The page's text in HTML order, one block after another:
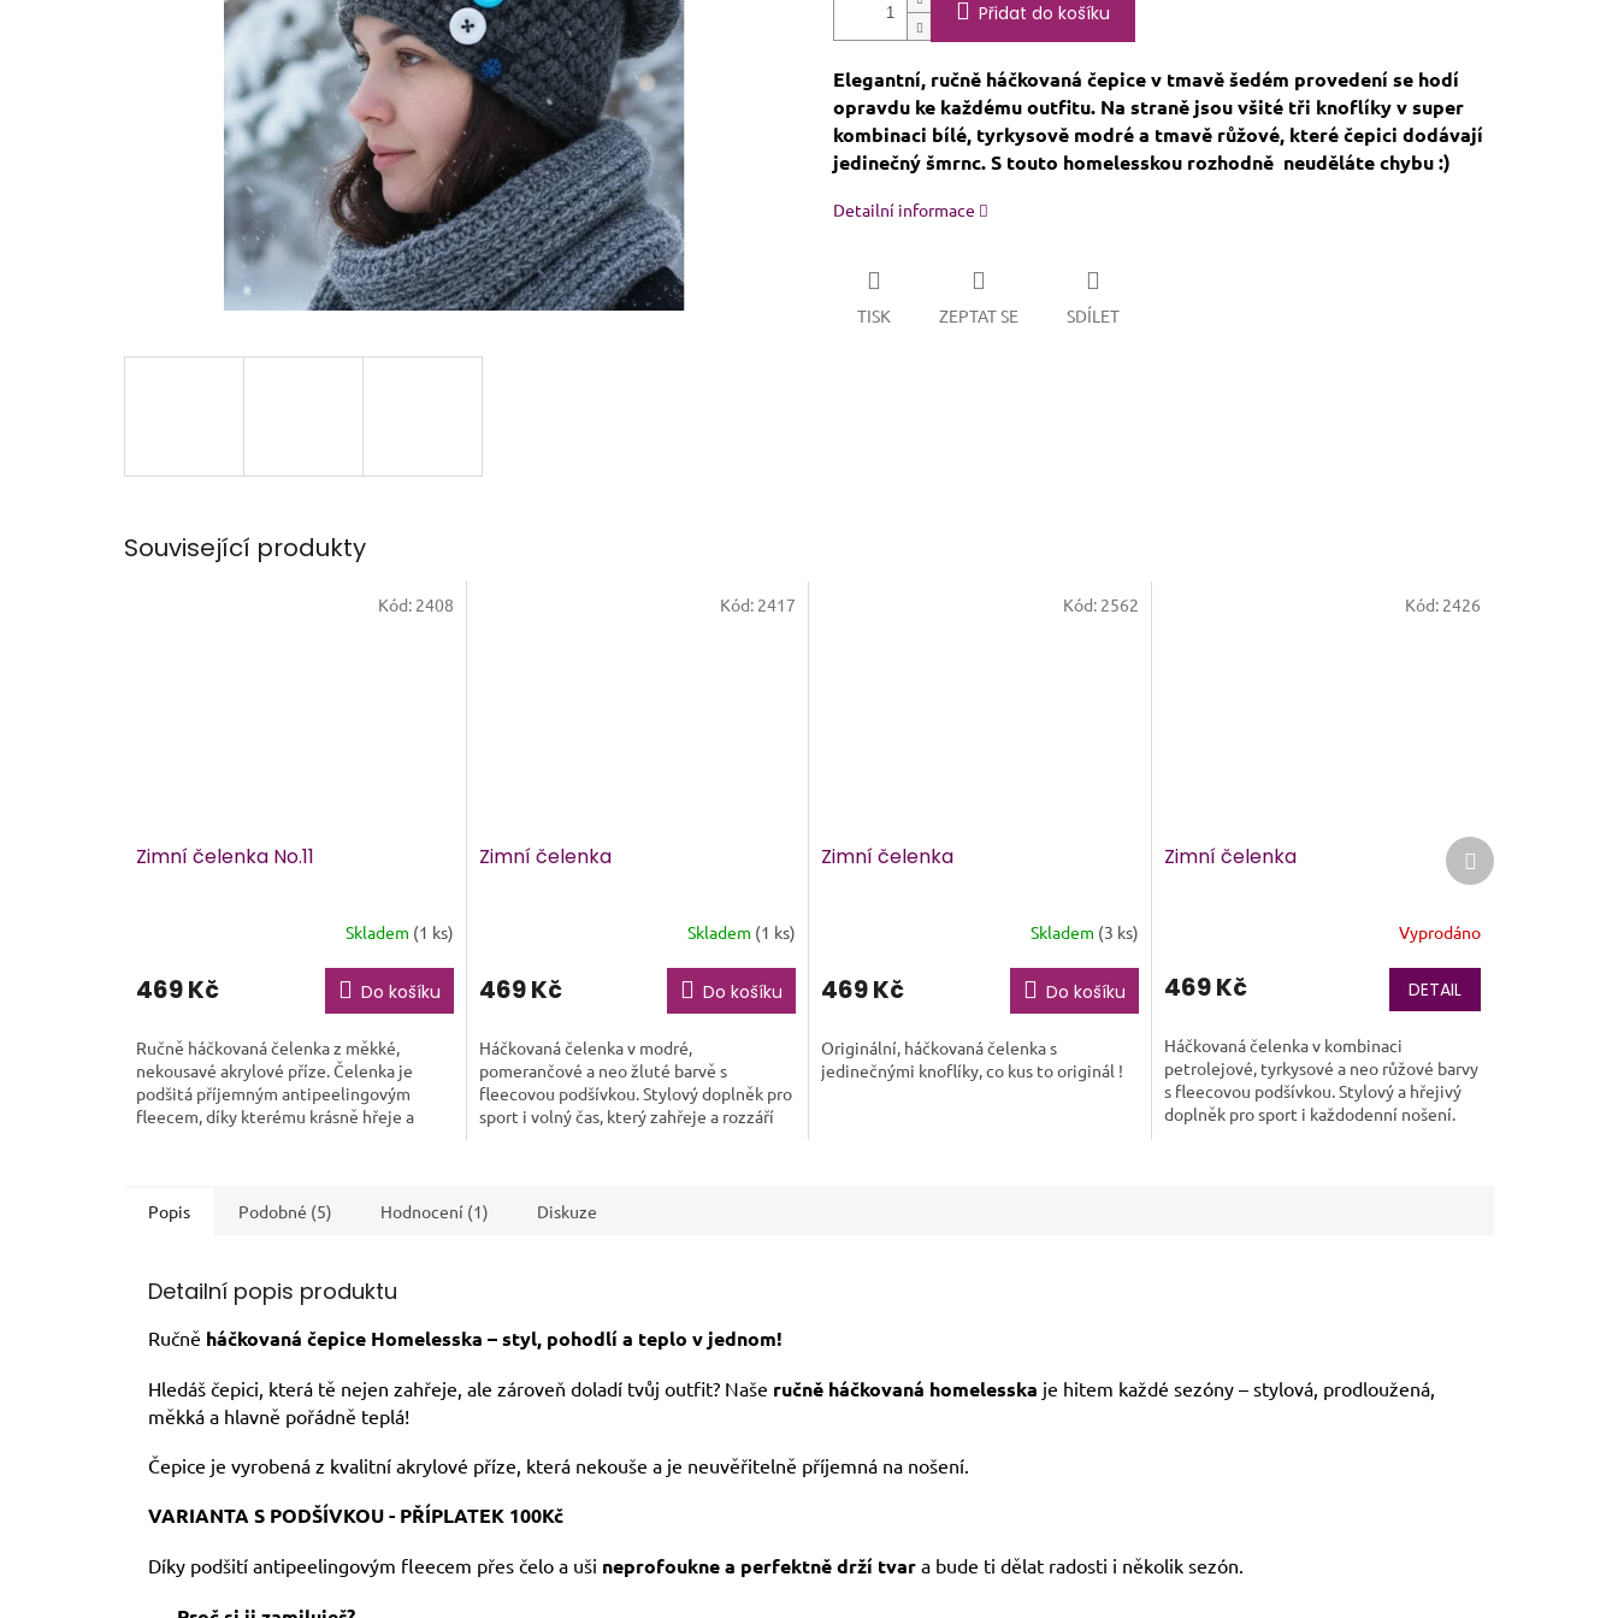
Přidat do košíku
Elegantní, ručně háčkovaná čepice v tmavě šedém provedení se hodí
opravdu ke každému outfitu. Na straně jsou všité tři knoflíky v super
kombinaci bílé, tyrkysově modré a tmavě růžové, které čepici dodávají
jedinečný šmrnc. S touto homelesskou rozhodně neuděláte chybu :)
Detailní informace
TISK ZEPTAT SE SDÍLET
Související produkty
Zimní čelenka No.11
Skladem (1 ks)
469 Kč Do košíku
Ručně háčkovaná čelenka z měkké,
nekousavé akrylové příze. Čelenka je
podšitá příjemným antipeelingovým
fleecem, díky kterému krásně hřeje a
Kód: 2408
Zimní čelenka
Skladem (1 ks)
469 Kč Do košíku
Háčkovaná čelenka v modré,
pomerančové a neo žluté barvě s
fleecovou podšívkou. Stylový doplněk pro
sport i volný čas, který zahřeje a rozzáří
Kód: 2417
Zimní čelenka
Skladem (3 ks)
469 Kč Do košíku
Originální, háčkovaná čelenka s
jedinečnými knoflíky, co kus to originál !
Kód: 2562
Zimní čelenka
produktu
z
5
hvězdiček.
Vyprodáno
469 Kč DETAIL
Háčkovaná čelenka v kombinaci
petrolejové, tyrkysové a neo růžové barvy
s fleecovou podšívkou. Stylový a hřejivý
doplněk pro sport i každodenní nošení.
Kód: 2426
Další
produkt
Popis Podobné (5) Hodnocení (1) Diskuze
Detailní popis produktu
Ručně háčkovaná čepice Homelesska – styl, pohodlí a teplo v jednom!
Hledáš čepici, která tě nejen zahřeje, ale zároveň doladí tvůj outfit? Naše ručně háčkovaná homelesska je hitem každé sezóny – stylová, prodloužená,
měkká a hlavně pořádně teplá!
Čepice je vyrobená z kvalitní akrylové příze, která nekouše a je neuvěřitelně příjemná na nošení.
VARIANTA S PODŠÍVKOU - PŘÍPLATEK 100Kč
Díky podšití antipeelingovým fleecem přes čelo a uši neprofoukne a perfektně drží tvar a bude ti dělat radosti i několik sezón.